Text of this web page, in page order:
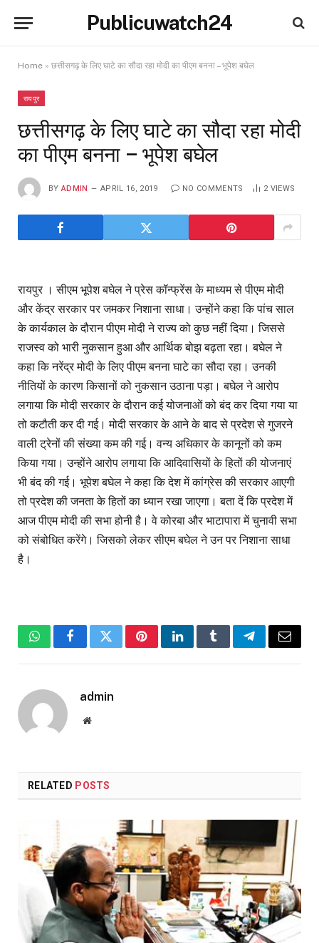
Publicuwatch24
Home » छत्तीसगढ़ के लिए घाटे का सौदा रहा मोदी का पीएम बनना – भूपेश बघेल
रायपुर
छत्तीसगढ़ के लिए घाटे का सौदा रहा मोदी
का पीएम बनना – भूपेश बघेल
BY ADMIN APRIL 16, 2019 NO COMMENTS 2 VIEWS
रायपुर । सीएम भूपेश बघेल ने प्रेस कॉन्फ्रेंस के माध्यम से पीएम मोदी
और केंद्र सरकार पर जमकर निशाना साधा। उन्होंने कहा कि पांच साल
के कार्यकाल के दौरान पीएम मोदी ने राज्य को कुछ नहीं दिया। जिससे
राजस्व को भारी नुकसान हुआ और आर्थिक बोझ बढ़ता रहा। बघेल ने
कहा कि नरेंद्र मोदी के लिए पीएम बनना घाटे का सौदा रहा। उनकी
नीतियों के कारण किसानों को नुकसान उठाना पड़ा। बघेल ने आरोप
लगाया कि मोदी सरकार के दौरान कई योजनाओं को बंद कर दिया गया या
तो कटौती कर दी गई। मोदी सरकार के आने के बाद से प्रदेश से गुजरने
वाली ट्रेनों की संख्या कम की गई। वन्य अधिकार के कानूनों को कम
किया गया। उन्होंने आरोप लगाया कि आदिवासियों के हितों की योजनाएं
भी बंद की गई। भूपेश बघेल ने कहा कि देश में कांग्रेस की सरकार आएगी
तो प्रदेश की जनता के हितों का ध्यान रखा जाएगा। बता दें कि प्रदेश में
आज पीएम मोदी की सभा होनी है। वे कोरबा और भाटापारा में चुनावी सभा
को संबोधित करेंगे। जिसको लेकर सीएम बघेल ने उन पर निशाना साधा
है।
WhatsAppFacebookTwitterPinterestLinkedInTumblrTelegramEmail
admin
Website
RELATED POSTS